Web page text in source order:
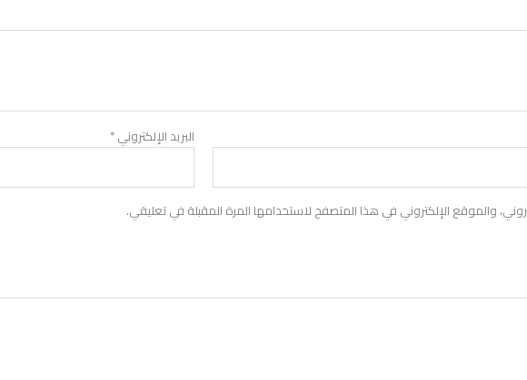
البريد الإلكتروني*
والموقع الإلكتروني في هذا المتصفح لاستخدامها المرة المقبلة في تعليقي.